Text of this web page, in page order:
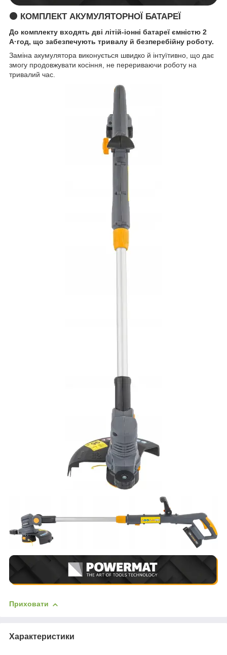
🟠 КОМПЛЕКТ АКУМУЛЯТОРНОЇ БАТАРЕЇ
До комплекту входять дві літій-іонні батареї ємністю 2
А·год, що забезпечують тривалу й безперебійну роботу.
Заміна акумулятора виконується швидко й інтуїтивно, що дає
змогу продовжувати косіння, не перериваючи роботу на
тривалий час.
Приховати
Характеристики